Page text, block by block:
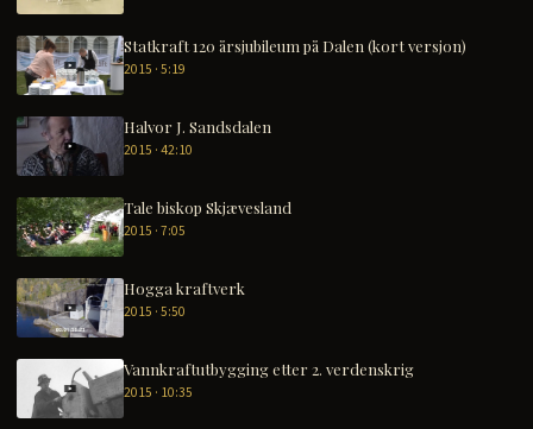
Statkraft 120 årsjubileum på Dalen (kort versjon)
2015 · 5:19
Halvor J. Sandsdalen
2015 · 42:10
Tale biskop Skjævesland
2015 · 7:05
Hogga kraftverk
2015 · 5:50
Vannkraftutbygging etter 2. verdenskrig
2015 · 10:35